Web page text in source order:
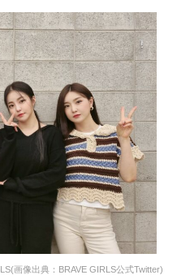
画像出典：BRAVE GIRLS公式Twitter)